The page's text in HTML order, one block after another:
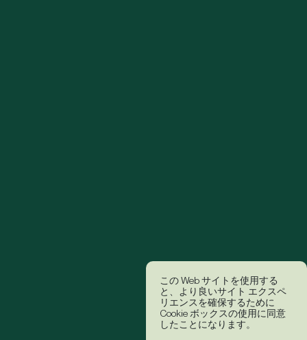
この Web サイトを使用する
と、より良いサイト エクスペ
リエンスを確保するために
Cookie ボックスの使用に同意
したことになります。